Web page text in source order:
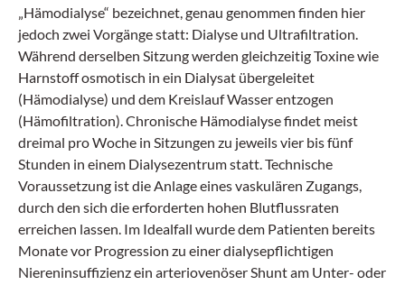
„Hämodialyse“ bezeichnet, genau genommen finden hier
jedoch zwei Vorgänge statt: Dialyse und Ultrafiltration.
Während derselben Sitzung werden gleichzeitig Toxine wie
Harnstoff osmotisch in ein Dialysat übergeleitet
(Hämodialyse) und dem Kreislauf Wasser entzogen
(Hämofiltration). Chronische Hämodialyse findet meist
dreimal pro Woche in Sitzungen zu jeweils vier bis fünf
Stunden in einem Dialysezentrum statt. Technische
Voraussetzung ist die Anlage eines vaskulären Zugangs,
durch den sich die erforderten hohen Blutflussraten
erreichen lassen. Im Idealfall wurde dem Patienten bereits
Monate vor Progression zu einer dialysepflichtigen
Niereninsuffizienz ein arteriovenöser Shunt am Unter- oder